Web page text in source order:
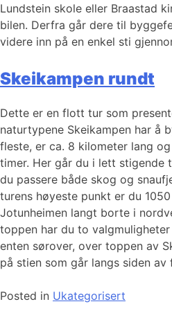
Lundstein skole eller Braastad
bilen. Derfra går dere til
videre inn på en enkel sti
Skeikampen rundt
Dette er en flott tur som
naturtypene Skeikampen har å
fleste, er ca. 8 kilometer lang
timer. Her går du i lett stigende
du passere både skog og
turens høyeste punkt er du
Jotunheimen langt borte i
toppen har du to
enten sørover, over toppen av
på stien som går langs siden av
Posted in Ukategorisert